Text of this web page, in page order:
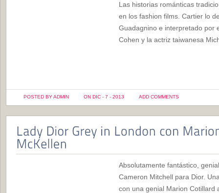
Las historias románticas
en los fashion films. Cartier lo
Guadagnino e interpretado por
Cohen y la actriz taiwanesa
POSTED BY ADMIN ON DIC - 7 - 2013 ADD COMMENTS
Absolutamente fantástico,
Cameron Mitchell para Dior.
con una genial Marion Cotillard